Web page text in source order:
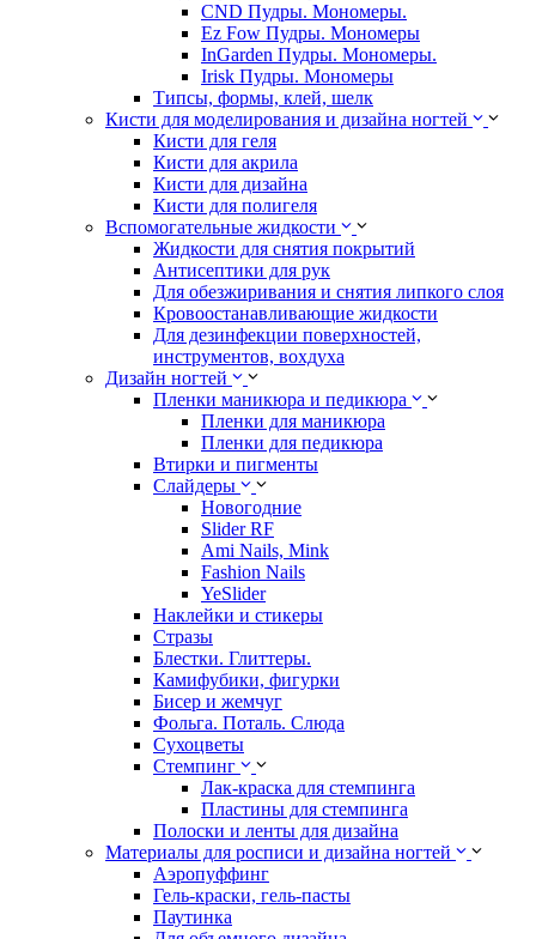
CND Пудры. Мономеры.
Ez Fow Пудры. Мономеры
InGarden Пудры. Мономеры.
Irisk Пудры. Мономеры
Типсы, формы, клей, шелк
Кисти для моделирования и дизайна ногтей
Кисти для геля
Кисти для акрила
Кисти для дизайна
Кисти для полигеля
Вспомогательные жидкости
Жидкости для снятия покрытий
Антисептики для рук
Для обезжиривания и снятия липкого слоя
Кровоостанавливающие жидкости
Для дезинфекции поверхностей,
инструментов, вохдуха
Дизайн ногтей
Пленки маникюра и педикюра
Пленки для маникюра
Пленки для педикюра
Втирки и пигменты
Слайдеры
Новогодние
Slider RF
Ami Nails, Mink
Fashion Nails
YeSlider
Наклейки и стикеры
Стразы
Блестки. Глиттеры.
Камифубики, фигурки
Бисер и жемчуг
Фольга. Поталь. Слюда
Сухоцветы
Стемпинг
Лак-краска для стемпинга
Пластины для стемпинга
Полоски и ленты для дизайна
Материалы для росписи и дизайна ногтей
Аэропуффинг
Гель-краски, гель-пасты
Паутинка